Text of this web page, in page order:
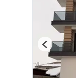
Previous